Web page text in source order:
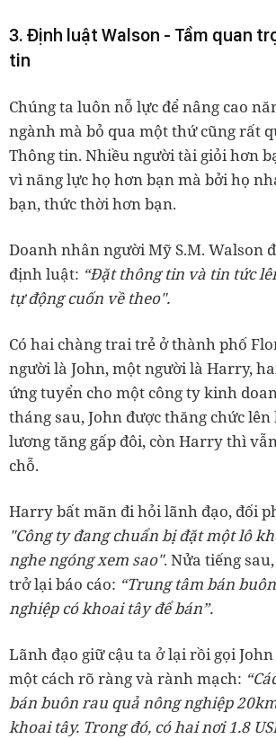
3. Định luật Walson - Tầm quan
tin
Chúng ta luôn nỗ lực để nâng cao
ngành mà bỏ qua một thứ cũng rất
Thông tin. Nhiều người tài giỏi hơn
vì năng lực họ hơn bạn mà bởi họ
bạn, thức thời hơn bạn.
Doanh nhân người Mỹ S.M. Walson
định luật: “Đặt thông tin và tin tức
tự động cuốn về theo".
Có hai chàng trai trẻ ở thành phố
người là John, một người là Harry,
ứng tuyển cho một công ty kinh
tháng sau, John được thăng chức
lương tăng gấp đôi, còn Harry thì
chỗ.
Harry bất mãn đi hỏi lãnh đạo, đối
"Công ty đang chuẩn bị đặt một lô
nghe ngóng xem sao". Nửa tiếng
trở lại báo cáo: “Trung tâm bán
nghiệp có khoai tây để bán”.
Lãnh đạo giữ cậu ta ở lại rồi gọi
một cách rõ ràng và rành mạch:
bán buôn rau quả nông nghiệp
khoai tây. Trong đó, có hai nơi 1.8